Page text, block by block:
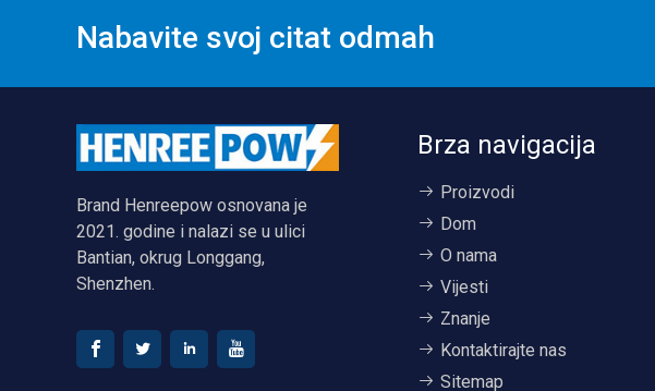
Nabavite svoj citat odmah
Brand Henreepow osnovana je
2021. godine i nalazi se u ulici
Bantian, okrug Longgang,
Shenzhen.
Brza navigacija
Proizvodi
Dom
O nama
Vijesti
Znanje
Kontaktirajte nas
Sitemap